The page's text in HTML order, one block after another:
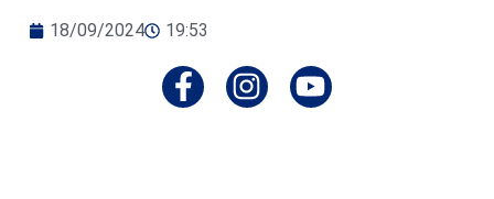
18/09/2024 19:53